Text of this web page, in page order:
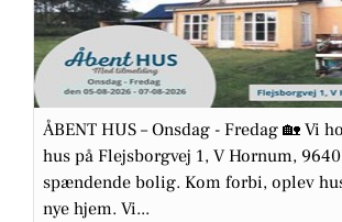
ÅBENT HUS – Onsdag - Fredag 🏡 Vi
hus på Flejsborgvej 1, V Hornum,
spændende bolig. Kom forbi, oplev
nye hjem. Vi...